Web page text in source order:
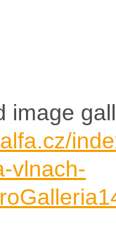
image
vlnach-